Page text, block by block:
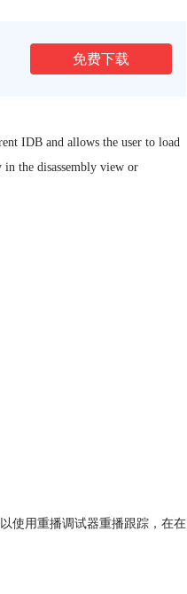
免费下载
IDB and allows the user to load
in the disassembly view or
使用重播调试器重播跟踪，在在